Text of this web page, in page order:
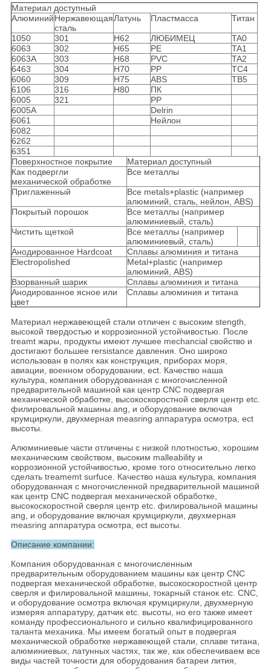
Материал доступный
АлюминийНержавеющая
сталь
Латунь Пластмасса Титан
1050 301 H62 ЛЮБИМЕЦ
TA0
6063
302 H65 PE
TA1
6063A
303 H68 PVC
TA2
6463
304 H70 PP
TC4
6060
309 H75 ABS
TB5
6106
316 H80
ПК
6005
321
PP
6005A
Delrin
6061
Нейлон
6082
6262
6351
Поверхностное покрытие
Материал доступный
Как подвергли
механической обработке
Все металлы
Приглаженный
Все metals+plastic (например
алюминий, сталь, нейлон, ABS)
Покрытый порошок
Все металлы (например
алюминиевый, сталь)
Чистить щеткой
Все металлы (например
алюминиевый, сталь)
Анодированное Hardcoat
Сплавы алюминия и титана
Electropolished
Metal+plastic (например
алюминий, ABS)
Взорванный шарик
Сплавы алюминия и титана
Анодированное ясное или
цвет
Сплавы алюминия и титана
Материал нержавеющей стали отличен с высоким stength,
высокой твердостью и коррозионной устойчивостью. После
treamt жары, продукты имеют лучшее mechancial свойство и
достигают большее rersistance давления. Оно широко
использован в полях как конструкция, приборах моря,
авиации, военном оборудовании, ect. Качество наша
культура, компания оборудованная с многочисленной
предварительной машиной как центр CNC подвергая
механической обработке, высокоскоростной сверля центр etc.
филировальной машины ang, и оборудование включая
крумциркули, двухмерная measring аппаратура осмотра, ect
высоты.
Алюминиевые части отличены с низкой плотностью, хорошим
механическим свойством, высоким malleability и
коррозионной устойчивостью, кроме того относительно легко
сделать treamemt surfuce. Качество наша культура, компания
оборудованная с многочисленной предварительной машиной
как центр CNC подвергая механической обработке,
высокоскоростной сверля центр etc. филировальной машины
ang, и оборудование включая крумциркули, двухмерная
measring аппаратура осмотра, ect высоты.
Описание компании:
Компания оборудованная с многочисленным
предварительным оборудованием машины как центр CNC
подвергая механической обработке, высокоскоростной центр
сверля и филировальной машины, токарный станок etc. CNC,
и оборудование осмотра включая крумциркули, двухмерную
измеряя аппаратуру, датчик etc. высоты, но его также имеет
команду профессионального и сильно квалифицированного
таланта механика. Мы имеем богатый опыт в подвергая
механической обработке нержавеющей стали, сплаве титана,
алюминиевых, латунных частях, так же, как обеспечиваем все
виды частей точности для оборудования батареи лития,